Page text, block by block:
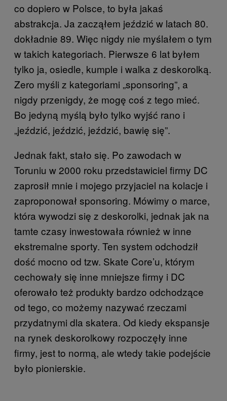
co dopiero w Polsce, to była jakaś
abstrakcja. Ja zacząłem jeździć w latach 80.
dokładnie 89. Więc nigdy nie myślałem o tym
w takich kategoriach. Pierwsze 6 lat byłem
tylko ja, osiedle, kumple i walka z deskorolką.
Zero myśli z kategoriami „sponsoring”, a
nigdy przenigdy, że mogę coś z tego mieć.
Bo jedyną myślą było tylko wyjść rano i
„jeździć, jeździć, jeździć, bawię się”.
Jednak fakt, stało się. Po zawodach w
Toruniu w 2000 roku przedstawiciel firmy DC
zaprosił mnie i mojego przyjaciel na kolacje i
zaproponował sponsoring. Mówimy o marce,
która wywodzi się z deskorolki, jednak jak na
tamte czasy inwestowała również w inne
ekstremalne sporty. Ten system odchodził
dość mocno od tzw. Skate Core’u, którym
cechowały się inne mniejsze firmy i DC
oferowało też produkty bardzo odchodzące
od tego, co możemy nazywać rzeczami
przydatnymi dla skatera. Od kiedy ekspansje
na rynek deskorolkowy rozpoczęły inne
firmy, jest to normą, ale wtedy takie podejście
było pionierskie.